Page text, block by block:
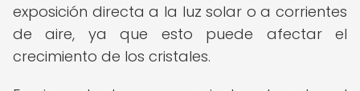
exposición directa a la luz solar o a corrientes
de aire, ya que esto puede afectar el
crecimiento de los cristales.